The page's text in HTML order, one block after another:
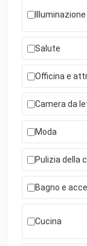
Illuminazione
Salute
Officina e
Camera da
Moda
Pulizia della
Bagno e
Cucina